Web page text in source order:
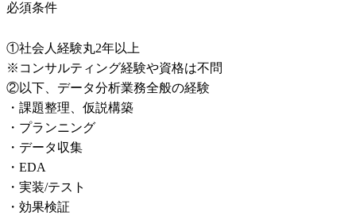
必須条件
①社会人経験丸2年以上
※コンサルティング経験や資格は不問
②以下、データ分析業務全般の経験
・課題整理、仮説構築
・プランニング
・データ収集
・EDA
・実装/テスト
・効果検証